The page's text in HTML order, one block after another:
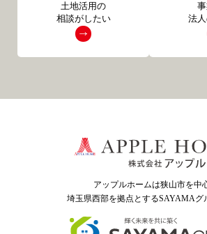
土地活用の
相談がしたい
法
アップルホームは狭山市を中
埼玉県西部を拠点とするSAYAMAグ